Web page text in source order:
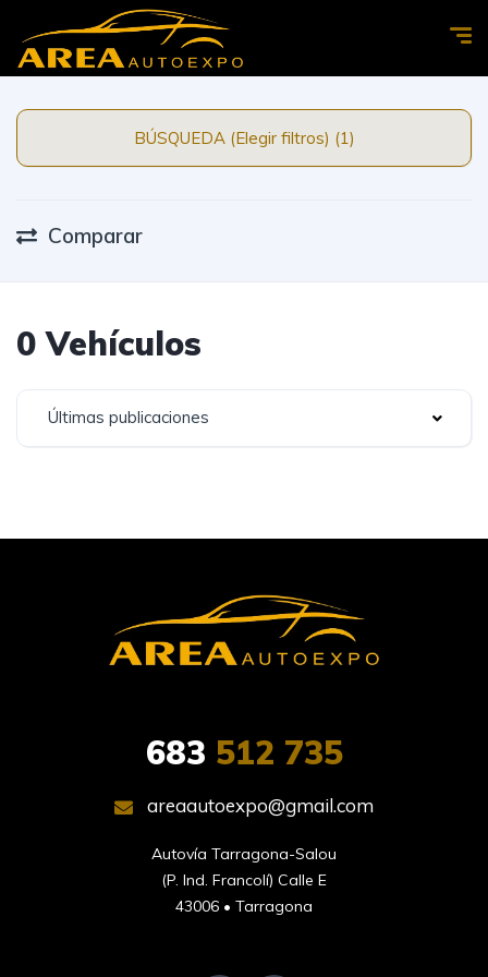
BÚSQUEDA (Elegir filtros) (1)
Comparar
0 Vehículos
Últimas publicaciones
683 512 735
areaautoexpo@gmail.com
Autovía Tarragona-Salou
(P. Ind. Francolí) Calle E
43006 • Tarragona